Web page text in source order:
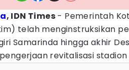
, IDN Times - Pemerintah
telah menginstruksikan
Samarinda hingga akhir
revitalisasi